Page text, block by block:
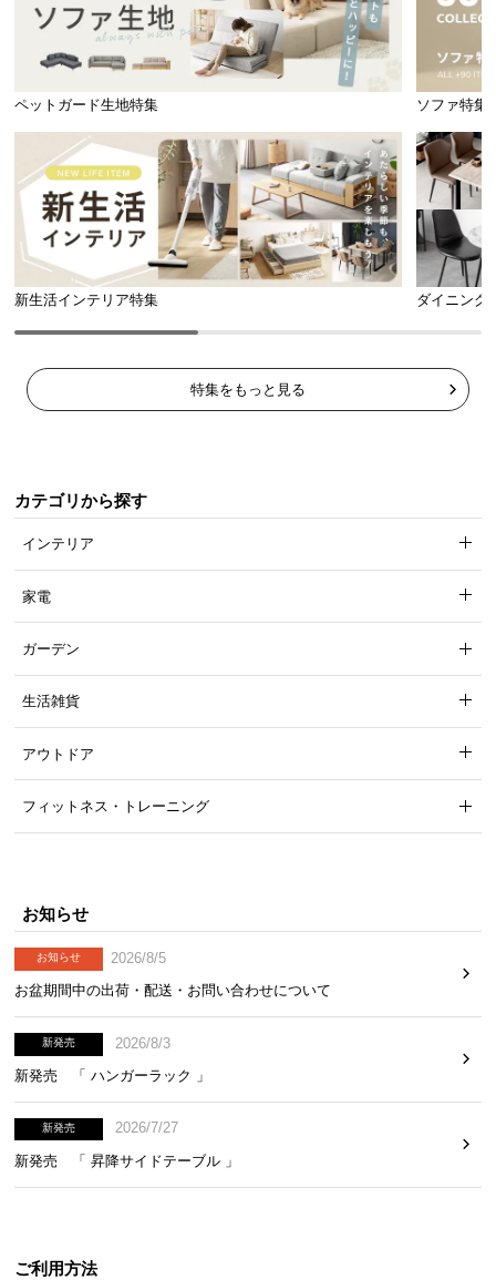
左右に設置できる肘掛け
肘掛けには金具がついているので簡単に着脱がで
き、お部屋に合わせて左右にレイアウトを変更でき
ゆったりくつろげる広々座面
が並んで座ることもできるゆったりサイズです。
ペットガード生地特集 ソファ特集
新生活インテリア特集 ダイニング
特集をもっと見る
カテゴリから探す
インテリア
家電
ガーデン
生活雑貨
アウトドア
フィットネス・トレーニング
お知らせ
お知らせ
2026/8/5
お盆期間中の出荷・配送・お問い合わせについて
新発売
2026/8/3
新発売 「 ハンガーラック 」
新発売
2026/7/27
新発売 「 昇降サイドテーブル 」
ご利用方法